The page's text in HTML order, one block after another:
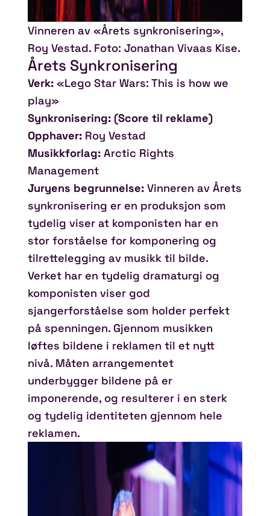
Vinneren av «Årets synkronisering»,
Roy Vestad. Foto: Jonathan Vivaas Kise.
Årets Synkronisering
Verk: «Lego Star Wars: This is how we
play»
Synkronisering: (Score til reklame)
Opphaver: Roy Vestad
Musikkforlag: Arctic Rights
Management
Juryens begrunnelse:Vinneren av Årets
synkronisering er en produksjon som
tydelig viser at komponisten har en
stor forståelse for komponering og
tilrettelegging av musikk til bilde.
Verket har en tydelig dramaturgi og
komponisten viser god
sjangerforståelse som holder perfekt
på spenningen. Gjennom musikken
løftes bildene i reklamen til et nytt
nivå. Måten arrangementet
underbygger bildene på er
imponerende, og resulterer i en sterk
og tydelig identiteten gjennom hele
reklamen.